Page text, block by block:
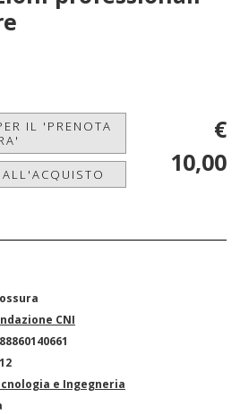
IL 'PRENOTA
€
10,00
CNI
e Ingegneria